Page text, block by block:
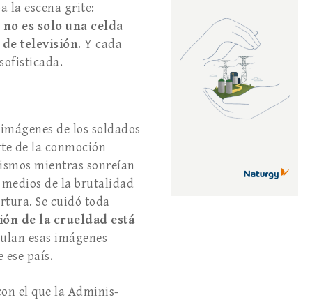
la escena grite:
es solo una celda
televisión. Y cada
de los soldados
de la conmoción
mientras sonreían
de la brutalidad
Se cuidó toda
de la crueldad está
esas imágenes
país.
el que la Adminis­